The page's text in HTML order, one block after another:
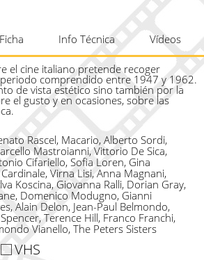
Ficha Info Técnica Vídeos
el cine italiano pretende recoger
comprendido entre 1947 y 1962.
de vista estético sino también por la
el gusto y en ocasiones, sobre las
Rascel, Macario, Alberto Sordi,
Mastroianni, Vittorio De Sica,
Cifariello, Sofia Loren, Gina
Virna Lisi, Anna Magnani,
Koscina, Giovanna Ralli, Dorian Gray,
Domenico Modugno, Gianni
Alain Delon, Jean-Paul Belmondo,
Terence Hill, Franco Franchi,
Vianello, The Peters Sisters
VHS